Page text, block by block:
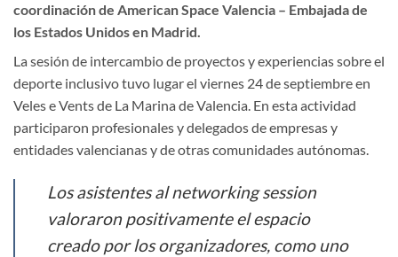
coordinación de American Space Valencia – Embajada de
los Estados Unidos en Madrid.
La sesión de intercambio de proyectos y experiencias sobre el
deporte inclusivo tuvo lugar el viernes 24 de septiembre en
Veles e Vents de La Marina de Valencia. En esta actividad
participaron profesionales y delegados de empresas y
entidades valencianas y de otras comunidades autónomas.
Los asistentes al networking session
valoraron positivamente el espacio
creado por los organizadores, como uno